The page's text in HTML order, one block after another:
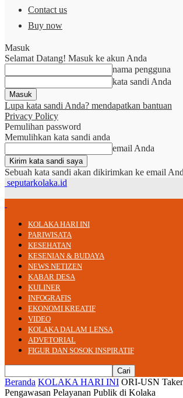
Contact us
Buy now
Masuk
Selamat Datang! Masuk ke akun Anda
nama pengguna
kata sandi Anda
Lupa kata sandi Anda? mendapatkan bantuan
Privacy Policy
Pemulihan password
Memulihkan kata sandi anda
email Anda
Sebuah kata sandi akan dikirimkan ke email
seputarkolaka.id
KOLAKA HARI INI
PARIWISATA
KESEHATAN
KESENIAN & BUDAYA
NEWS NETIZEN
KABAR DESA
KULINER
INFOGRAFIS
EKONOMI KREATIF
VIDEO
KOLAKA DALAM LENSA
ADVETORIAL
FIGUR DAN SOSOK INSPIRATIF
Beranda KOLAKA HARI INI ORI-USN
Pengawasan Pelayanan Publik di Kolaka